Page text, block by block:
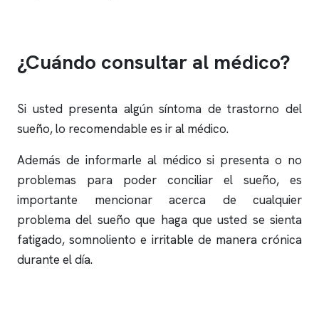
¿Cuándo consultar al médico?
Si usted presenta algún síntoma de trastorno del
sueño, lo recomendable es ir al médico.
Además de informarle al médico si presenta o no
problemas para poder conciliar el sueño, es
importante mencionar acerca de cualquier
problema del sueño que haga que usted se sienta
fatigado, somnoliento e irritable de manera crónica
durante el día.